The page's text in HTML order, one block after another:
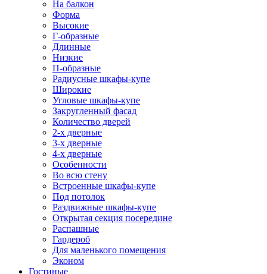
На балкон
Форма
Высокие
Г-образные
Длинные
Низкие
П-образные
Радиусные шкафы-купе
Широкие
Угловые шкафы-купе
Закругленный фасад
Количество дверей
2-х дверные
3-х дверные
4-х дверные
Особенности
Во всю стену
Встроенные шкафы-купе
Под потолок
Раздвижные шкафы-купе
Открытая секция посередине
Распашные
Гардероб
Для маленького помещения
Эконом
Гостиные